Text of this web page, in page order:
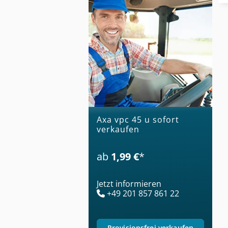
axa vpc 45 u sofort
verkaufen
ab 1,99 €*
Jetzt informieren
+49 201 857 861 22